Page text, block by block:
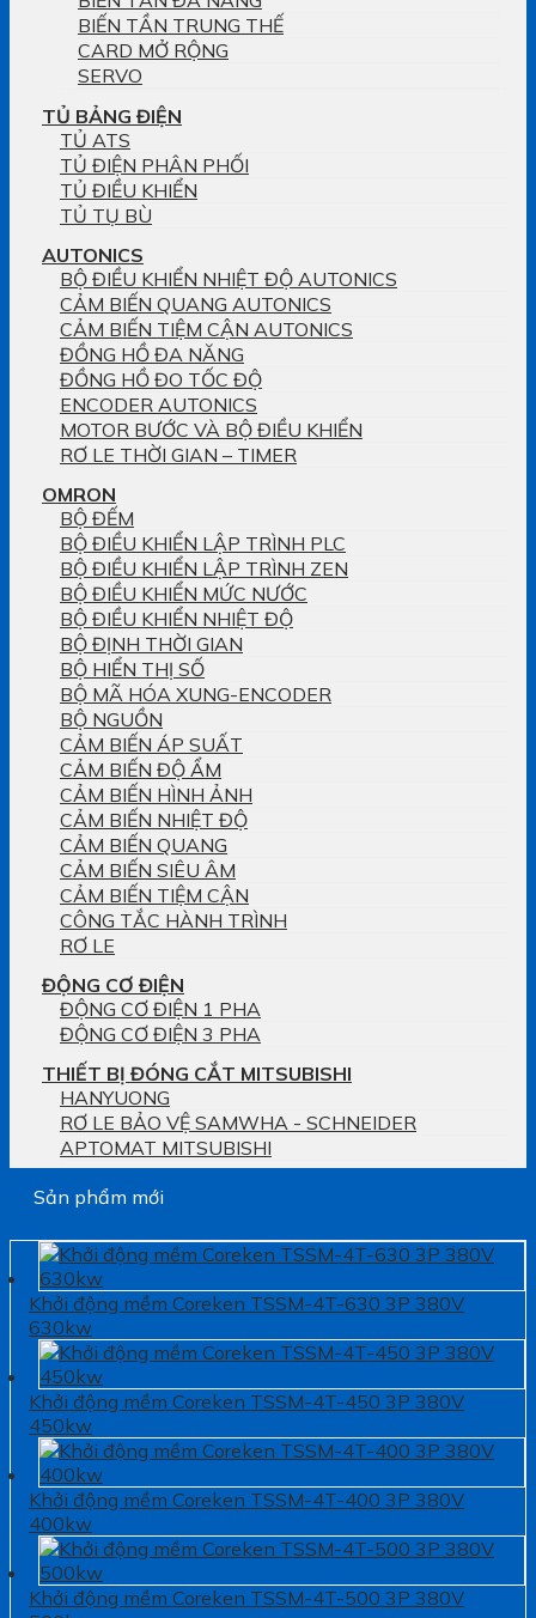
BIẾN TẦN TRUNG THẾ
CARD MỞ RỘNG
SERVO
TỦ BẢNG ĐIỆN
TỦ ATS
TỦ ĐIỆN PHÂN PHỐI
TỦ ĐIỀU KHIỂN
TỦ TỤ BÙ
AUTONICS
BỘ ĐIỀU KHIỂN NHIỆT ĐỘ AUTONICS
CẢM BIẾN QUANG AUTONICS
CẢM BIẾN TIỆM CẬN AUTONICS
ĐỒNG HỒ ĐA NĂNG
ĐỒNG HỒ ĐO TỐC ĐỘ
ENCODER AUTONICS
MOTOR BƯỚC VÀ BỘ ĐIỀU KHIỂN
RƠ LE THỜI GIAN – TIMER
OMRON
BỘ ĐẾM
BỘ ĐIỀU KHIỂN LẬP TRÌNH PLC
BỘ ĐIỀU KHIỂN LẬP TRÌNH ZEN
BỘ ĐIỀU KHIỂN MỨC NƯỚC
BỘ ĐIỀU KHIỂN NHIỆT ĐỘ
BỘ ĐỊNH THỜI GIAN
BỘ HIỂN THỊ SỐ
BỘ MÃ HÓA XUNG-ENCODER
BỘ NGUỒN
CẢM BIẾN ÁP SUẤT
CẢM BIẾN ĐỘ ẨM
CẢM BIẾN HÌNH ẢNH
CẢM BIẾN NHIỆT ĐỘ
CẢM BIẾN QUANG
CẢM BIẾN SIÊU ÂM
CẢM BIẾN TIỆM CẬN
CÔNG TẮC HÀNH TRÌNH
RƠ LE
ĐỘNG CƠ ĐIỆN
ĐỘNG CƠ ĐIỆN 1 PHA
ĐỘNG CƠ ĐIỆN 3 PHA
THIẾT BỊ ĐÓNG CẮT MITSUBISHI
HANYUONG
RƠ LE BẢO VỆ SAMWHA - SCHNEIDER
APTOMAT MITSUBISHI
Sản phẩm mới
Khởi động mềm Coreken TSSM-4T-630 3P 380V
630kw
Khởi động mềm Coreken TSSM-4T-450 3P 380V
450kw
Khởi động mềm Coreken TSSM-4T-400 3P 380V
400kw
Khởi động mềm Coreken TSSM-4T-500 3P 380V